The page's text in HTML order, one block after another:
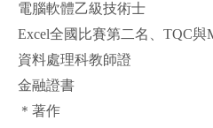
電腦軟體乙級技術士
Excel全國比賽第二名、TQC與
資料處理科教師證
金融證書
＊著作